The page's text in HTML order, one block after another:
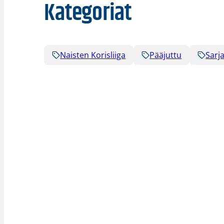
Kategoriat
Naisten Korisliiga Pääjuttu